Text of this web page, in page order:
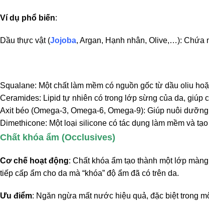
Ví dụ phổ biến:
Dầu thực vật (Jojoba, Argan, Hạnh nhân, Olive,…): Chứa
Squalane: Một chất làm mềm có nguồn gốc từ dầu oliu
Ceramides: Lipid tự nhiên có trong lớp sừng của da, giúp
Axit béo (Omega-3, Omega-6, Omega-9): Giúp nuôi
Dimethicone: Một loại silicone có tác dụng làm mềm và
Chất khóa ẩm (Occlusives)
Cơ chế hoạt động: Chất khóa ẩm tạo thành một lớp
tiếp cấp ẩm cho da mà “khóa” độ ẩm đã có trên da.
Ưu điểm: Ngăn ngừa mất nước hiệu quả, đặc biệt trong